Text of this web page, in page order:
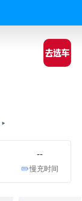
--
慢充时间